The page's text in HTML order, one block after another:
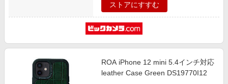
ストアにすすむ
ROA iPhone 12 mini 5.4インチ対応
leather Case Green DS19770I12